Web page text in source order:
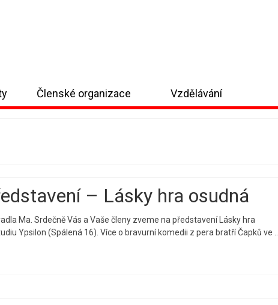
Členské organizace Vzdělávání
– Lásky hra osudná
Ma. Srdečně Vás a Vaše členy zveme na představení Lásky hra
Ypsilon (Spálená 16). Více o bravurní komedii z pera bratří Čapků ve …